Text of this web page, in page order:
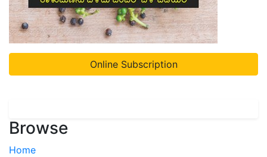
Online Subscription
Browse
Home